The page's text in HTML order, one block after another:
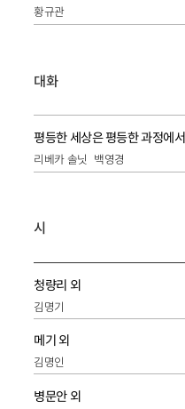
황규관
대화
평등한 세상은 평등한 과정에서
리베카 솔닛 백영경
시
청량리 외
김명기
메기 외
김명인
병문안 외